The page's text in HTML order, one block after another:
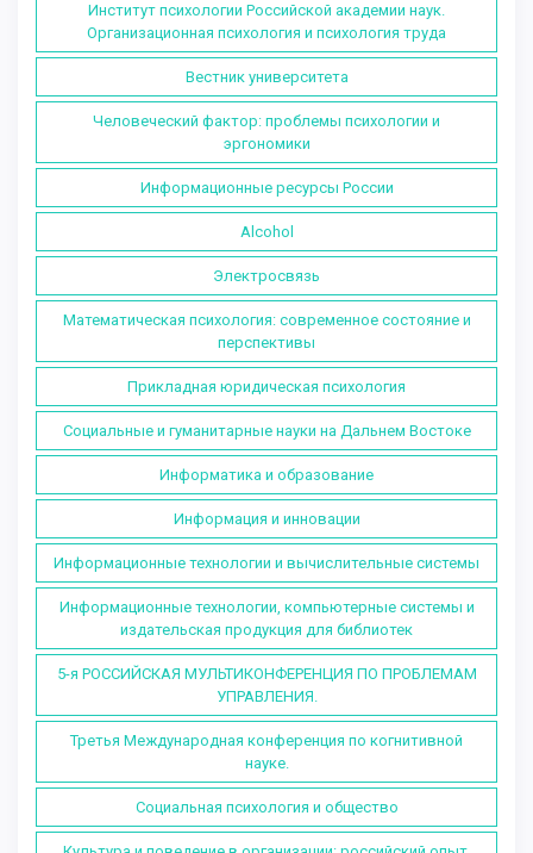
Институт психологии Российской академии наук.
Организационная психология и психология труда
Вестник университета
Человеческий фактор: проблемы психологии и
эргономики
Информационные ресурсы России
Alcohol
Электросвязь
Математическая психология: современное состояние и
перспективы
Прикладная юридическая психология
Социальные и гуманитарные науки на Дальнем Востоке
Информатика и образование
Информация и инновации
Информационные технологии и вычислительные системы
Информационные технологии, компьютерные системы и
издательская продукция для библиотек
5-я РОССИЙСКАЯ МУЛЬТИКОНФЕРЕНЦИЯ ПО ПРОБЛЕМАМ
УПРАВЛЕНИЯ.
Третья Международная конференция по когнитивной
науке.
Социальная психология и общество